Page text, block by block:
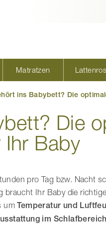
Matratzen
ins Babybett? Die
Die
Baby
pro Tag bzw. Nacht
Ihr Baby die
umTemperatur und
im Schlafbereich